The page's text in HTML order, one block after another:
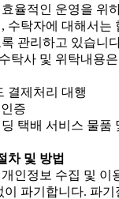
율적인 운영을 위
수탁자에 대해서는
관리하고 있습니
탁사 및 위탁내용
결제처리 대행
증
택배 서비스 물품
차 및 방법
인정보 수집 및 이
파기합니다. 파